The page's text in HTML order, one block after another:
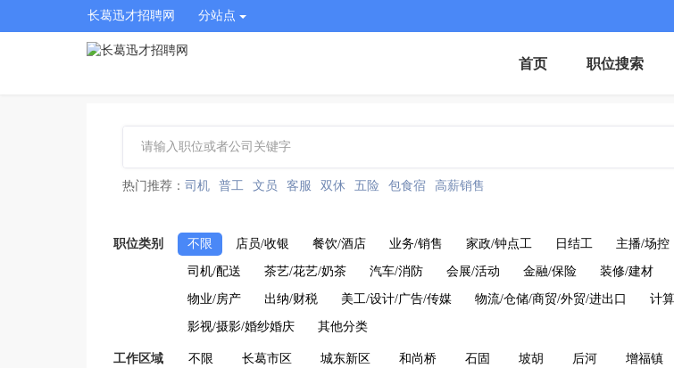
长葛迅才招聘网 分站点
首页 职位搜索
热门推荐： 司机 普工 文员 客服 双休 五险 包食宿 高薪销售
职位类别 不限 店员/收银 餐饮/酒店 业务/销售 家政/钟点工 日结工 主播/场控
司机/配送 茶艺/花艺/奶茶 汽车/消防 会展/活动 金融/保险 装修/建材
物业/房产 出纳/财税 美工/设计/广告/传媒 物流/仓储/商贸/外贸/进出口 计
影视/摄影/婚纱婚庆 其他分类
工作区域 不限 长葛市区 城东新区 和尚桥 石固 坡胡 后河 增福镇